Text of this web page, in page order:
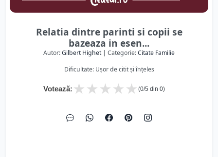
Relatia dintre parinti si copii se
bazeaza in esen...
Autor:Gilbert Highet| Categorie:Citate Familie
Dificultate: Ușor de citit și înțeles
Votează: ★
★
★
★
★ (0/5 din 0)